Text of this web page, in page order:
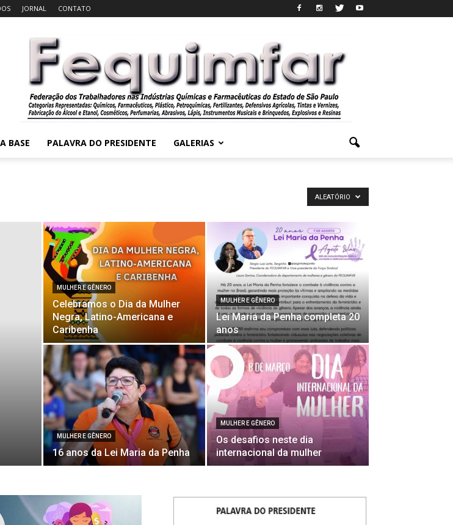
JORNAL CONTATO
BASE PALAVRA DO PRESIDENTE GALERIAS
ALEATÓRIO
MULHER E GÊNERO
Celebramos o Dia da Mulher
Negra, Latino-Americana e
Caribenha
MULHER E GÊNERO
Lei Maria da Penha completa 20
anos
MULHER E GÊNERO
16 anos da Lei Maria da Penha
MULHER E GÊNERO
Os desafios neste dia
internacional da mulher